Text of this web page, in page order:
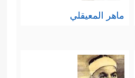
ماهر المعيقلي